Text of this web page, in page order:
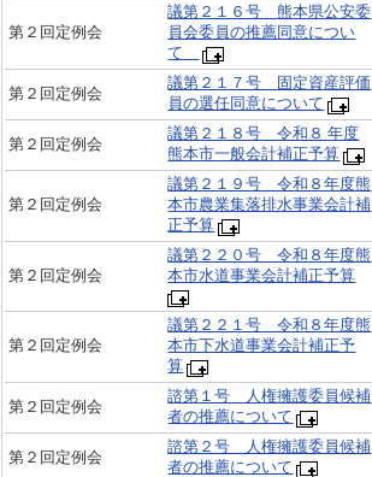
第２回定例会
議第２１６号 熊本県公安委
員会委員の推薦同意につい
て
第２回定例会
議第２１７号 固定資産評価
員の選任同意について
第２回定例会
議第２１８号 令和８ 年度
熊本市一般会計補正予算
第２回定例会
議第２１９号 令和８年度熊
本市農業集落排水事業会計補
正予算
第２回定例会
議第２２０号 令和８年度熊
本市水道事業会計補正予算
第２回定例会
議第２２１号 令和８年度熊
本市下水道事業会計補正予
算
第２回定例会
諮第１号 人権擁護委員候補
者の推薦について
第２回定例会
諮第２号 人権擁護委員候補
者の推薦について